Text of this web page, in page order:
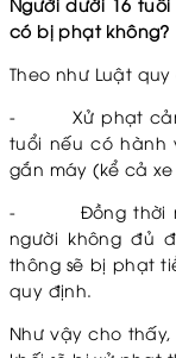
có bị phạt không?
Theo như Luật quy
-
Xử phạt
tuổi nếu có hành
gắn máy (kể cả
-
Đồng thời
người không đủ
thông sẽ bị phạt
quy định.
Như vậy cho